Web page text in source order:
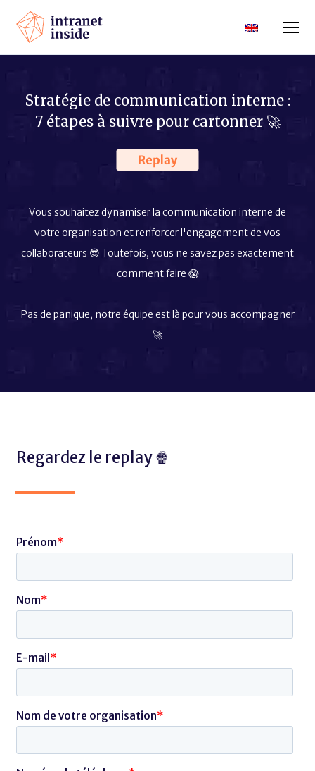
Stratégie de communication interne :
7 étapes à suivre pour cartonner 🚀
Vous souhaitez dynamiser la communication interne de
votre organisation et renforcer l'engagement de vos
collaborateurs 😎 Toutefois, vous ne savez pas exactement
comment faire 😱
Pas de panique, notre équipe est là pour vous accompagner
🚀
Regardez le replay 🍿